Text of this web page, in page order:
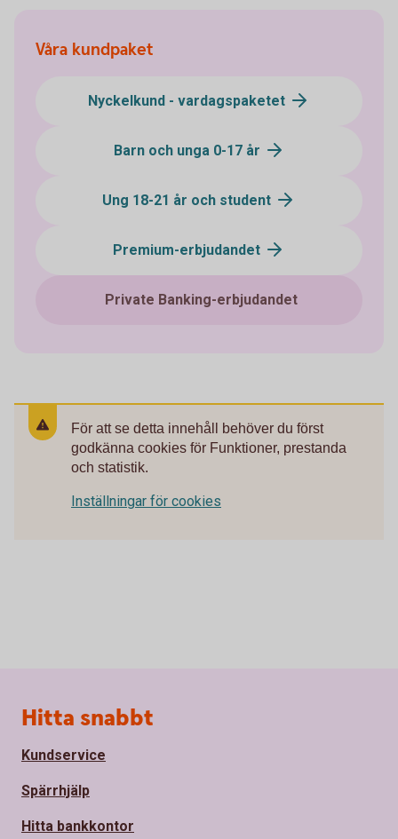
Våra kundpaket
Nyckelkund - vardagspaketet
Barn och unga 0-17 år
Ung 18-21 år och student
Premium-erbjudandet
Private Banking-erbjudandet
För att se detta innehåll behöver du först
godkänna cookies för Funktioner, prestanda
och statistik.
Inställningar för cookies
Sidfot
Hitta snabbt
Kundservice
Spärrhjälp
Hitta bankkontor